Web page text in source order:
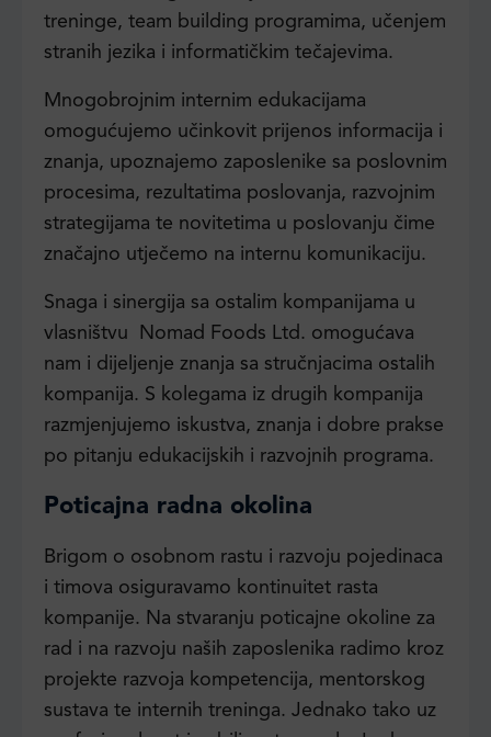
treninge, team building programima, učenjem
stranih jezika i informatičkim tečajevima.
Mnogobrojnim internim edukacijama
omogućujemo učinkovit prijenos informacija i
znanja, upoznajemo zaposlenike sa poslovnim
procesima, rezultatima poslovanja, razvojnim
strategijama te novitetima u poslovanju čime
značajno utječemo na internu komunikaciju.
Snaga i sinergija sa ostalim kompanijama u
vlasništvu Nomad Foods Ltd. omogućava
nam i dijeljenje znanja sa stručnjacima ostalih
kompanija. S kolegama iz drugih kompanija
razmjenjujemo iskustva, znanja i dobre prakse
po pitanju edukacijskih i razvojnih programa.
Poticajna radna okolina
Brigom o osobnom rastu i razvoju pojedinaca
i timova osiguravamo kontinuitet rasta
kompanije. Na stvaranju poticajne okoline za
rad i na razvoju naših zaposlenika radimo kroz
projekte razvoja kompetencija, mentorskog
sustava te internih treninga. Jednako tako uz